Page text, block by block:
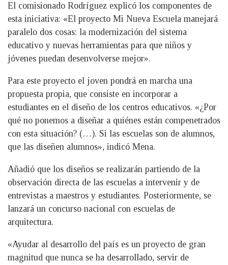
El comisionado Rodríguez explicó los componentes de
esta iniciativa: «El proyecto Mi Nueva Escuela manejará
paralelo dos cosas: la modernización del sistema
educativo y nuevas herramientas para que niños y
jóvenes puedan desenvolverse mejor».
Para este proyecto el joven pondrá en marcha una
propuesta propia, que consiste en incorporar a
estudiantes en el diseño de los centros educativos. «¿Por
qué no ponemos a diseñar a quiénes están compenetrados
con esta situación? (…). Si las escuelas son de alumnos,
que las diseñen alumnos», indicó Mena.
Añadió que los diseños se realizarán partiendo de la
observación directa de las escuelas a intervenir y de
entrevistas a maestros y estudiantes. Posteriormente, se
lanzará un concurso nacional con escuelas de
arquitectura.
«Ayudar al desarrollo del país es un proyecto de gran
magnitud que nunca se ha desarrollado, servir de